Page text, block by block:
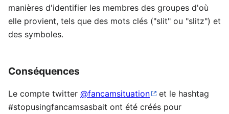
manières d'identifier les membres des groupes d'où
elle provient, tels que des mots clés ("slit" ou "slitz") et
des symboles.
Conséquences
Le compte twitter @fancamsituation
et le hashtag
#stopusingfancamsasbait ont été créés pour